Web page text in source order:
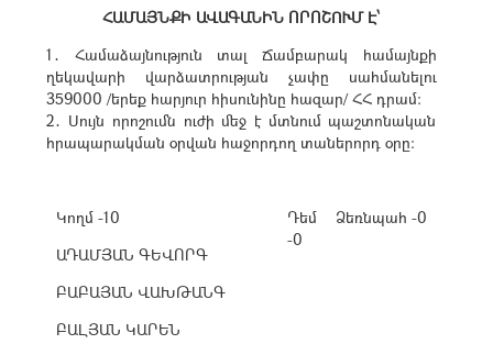
ՀԱՄԱՅՆՔԻ ԱՎԱԳԱՆԻՆ ՈՐՈՇՈՒՄ Է՝
1․ Համաձայնություն տալ Ճամբարակ համայնքի
ղեկավարի վարձատրության չափը սահմանելու
359000 /երեք հարյուր հիսունինը հազար/ ՀՀ դրամ։
2․ Սույն որոշումն ուժի մեջ է մտնում պաշտոնական
հրապարակման օրվան հաջորդող տաներորդ օրը։
Կողմ -10
ԱԴԱՄՅԱՆ ԳԵՎՈՐԳ
ԲԱԲԱՅԱՆ ՎԱԽԹԱՆԳ
ԲԱԼՅԱՆ ԿԱՐԵՆ
Դեմ
-0
Ձեռնպահ -0